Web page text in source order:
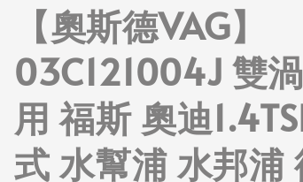
【奧斯德VAG】
03C121004J 雙
用 福斯 奧迪
式 水幫浦 水邦浦